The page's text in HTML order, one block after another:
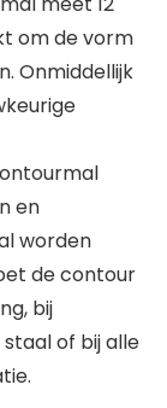
om de vorm
Onmiddellijk
en
worden
de contour
bij
of bij alle